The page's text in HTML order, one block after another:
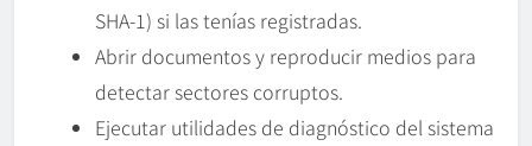
SHA-1) si las tenías registradas.
Abrir documentos y reproducir medios para
detectar sectores corruptos.
Ejecutar utilidades de diagnóstico del sistema